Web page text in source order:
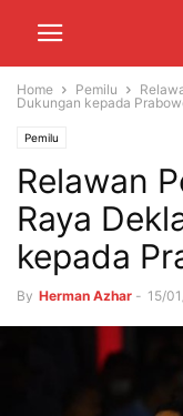
Home Pemilu
Dukungan kepada
Pemilu
Relawan
Raya
kepada
By Herman Azhar - 15/